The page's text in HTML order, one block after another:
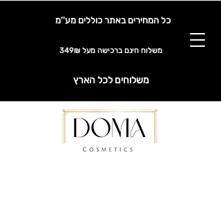
כל המחירים באתר כוללים מע''מ
משלוח חינם ברכישה מעל 349₪
משלוחים לכל הארץ